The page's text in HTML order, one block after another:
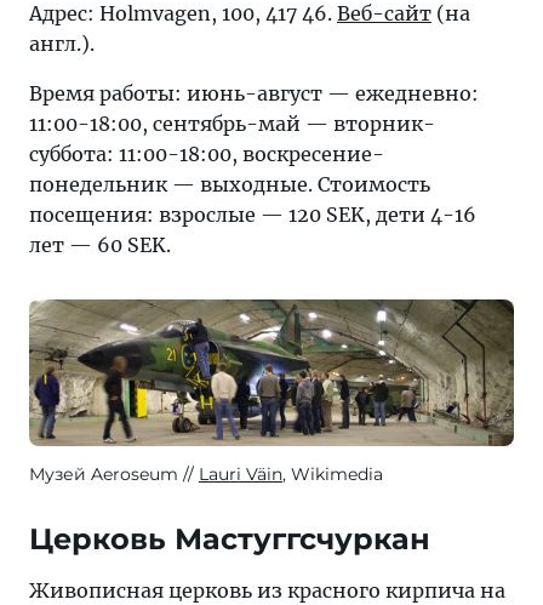
Адрес: Holmvagen, 100, 417 46. Веб-сайт (на
англ.).
Время работы: июнь-август — ежедневно:
11:00-18:00, сентябрь-май — вторник-
суббота: 11:00-18:00, воскресение-
понедельник — выходные. Стоимость
посещения: взрослые — 120 SEK, дети 4-16
лет — 60 SEK.
Музей Aeroseum Lauri Väin, Wikimedia
Церковь Мастуггсчуркан
Живописная церковь из красного кирпича на